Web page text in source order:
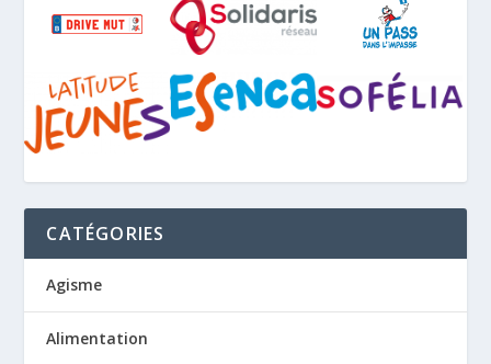
CATÉGORIES
Agisme
Alimentation